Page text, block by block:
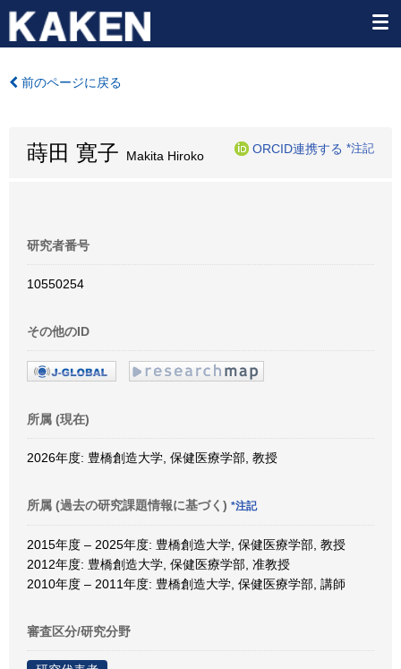
前のページに戻る
蒔田 寛子 Makita Hiroko
ORCID連携する *注記
研究者番号
10550254
その他のID
所属 (現在)
2026年度: 豊橋創造大学, 保健医療学部, 教授
所属 (過去の研究課題情報に基づく) *注記
2015年度 – 2025年度: 豊橋創造大学, 保健医療学部, 教授
2012年度: 豊橋創造大学, 保健医療学部, 准教授
2010年度 – 2011年度: 豊橋創造大学, 保健医療学部, 講師
審査区分/研究分野